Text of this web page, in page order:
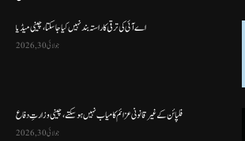
اے آئی کی ترقی کا راستہ بند نہیں کیا جا سکتا، چینی میڈیا
جولائی 30, 2026
فلپائن کے غیر قانونی عزائم کامیاب نہیں ہو سکتے ، چینی وزارتِ دفاع
جولائی 30, 2026